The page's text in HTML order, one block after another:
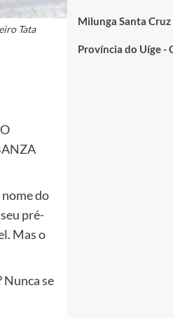
Tata
do
pré-
Mas o
Nunca se
Milunga Santa Cruz
Província do Uíge -